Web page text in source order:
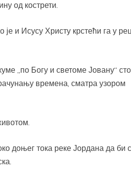
од кострети.
и Исусу Христу крстећи га у
„по Богу и светоме Јовану“
времена, сматра узором
доњег тока реке Јордана да би